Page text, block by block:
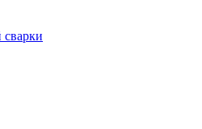
сварки